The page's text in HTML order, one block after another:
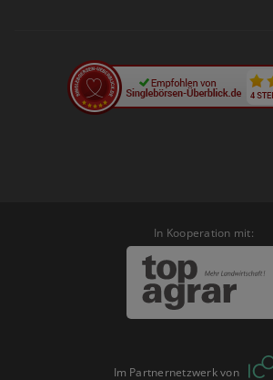
In Kooperation mit:
Im Partnernetzwerk von